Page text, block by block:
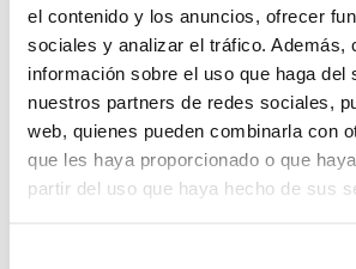
el contenido y los anuncios, ofrecer
sociales y analizar el tráfico. Además,
información sobre el uso que haga del
nuestros partners de redes sociales,
web, quienes pueden combinarla con
que les haya proporcionado o que
partir del uso que haya hecho de sus